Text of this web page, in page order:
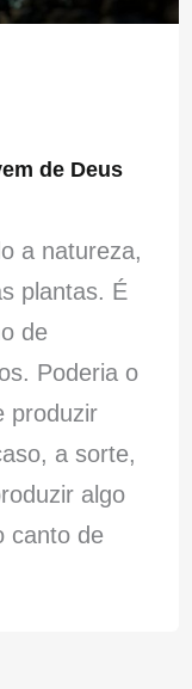
de Deus
a natureza,
plantas. É
de
Poderia o
produzir
a sorte,
algo
canto de